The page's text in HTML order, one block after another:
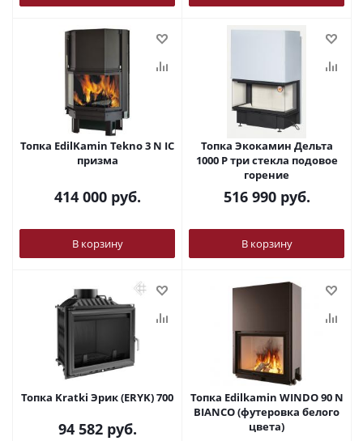
Топка EdilKamin Tekno 3 N IC
призма
414 000руб.
В корзину
Топка Экокамин Дельта
1000 P три стекла подовое
горение
516 990руб.
В корзину
Топка Kratki Эрик (ERYK) 700
94 582руб.
Топка Edilkamin WINDO 90 N
BIANCO (футеровка белого
цвета)